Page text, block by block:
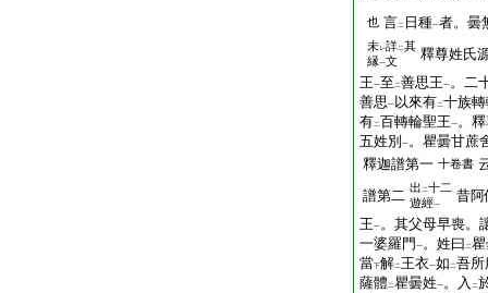
也 言二 日種一者。曇
未レ詳二其
縁一文
釋尊姓氏
王一至 二善思王一。二
善思一 以來有二十族
有二百轉輪聖王一。
五姓別 一。瞿曇甘蔗
釋迦譜第一 十卷書
譜第二 出 二十二
遊經一
昔阿
王一。其父母早喪。
一婆羅門 一。姓曰 二
當下解二王衣一如 二吾所
薩體 二瞿曇姓一。入 二